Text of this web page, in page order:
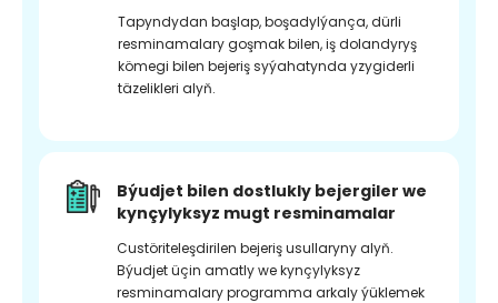
Tapyndydan başlap, boşadylýança, dürli
resminamalary goşmak bilen, iş dolandyryş
kömegi bilen bejeriş syýahatynda yzygiderli
täzelikleri alyň.
Býudjet bilen dostlukly bejergiler we
kynçylyksyz mugt resminamalar
Custöriteleşdirilen bejeriş usullaryny alyň.
Býudjet üçin amatly we kynçylyksyz
resminamalary programma arkaly ýüklemek